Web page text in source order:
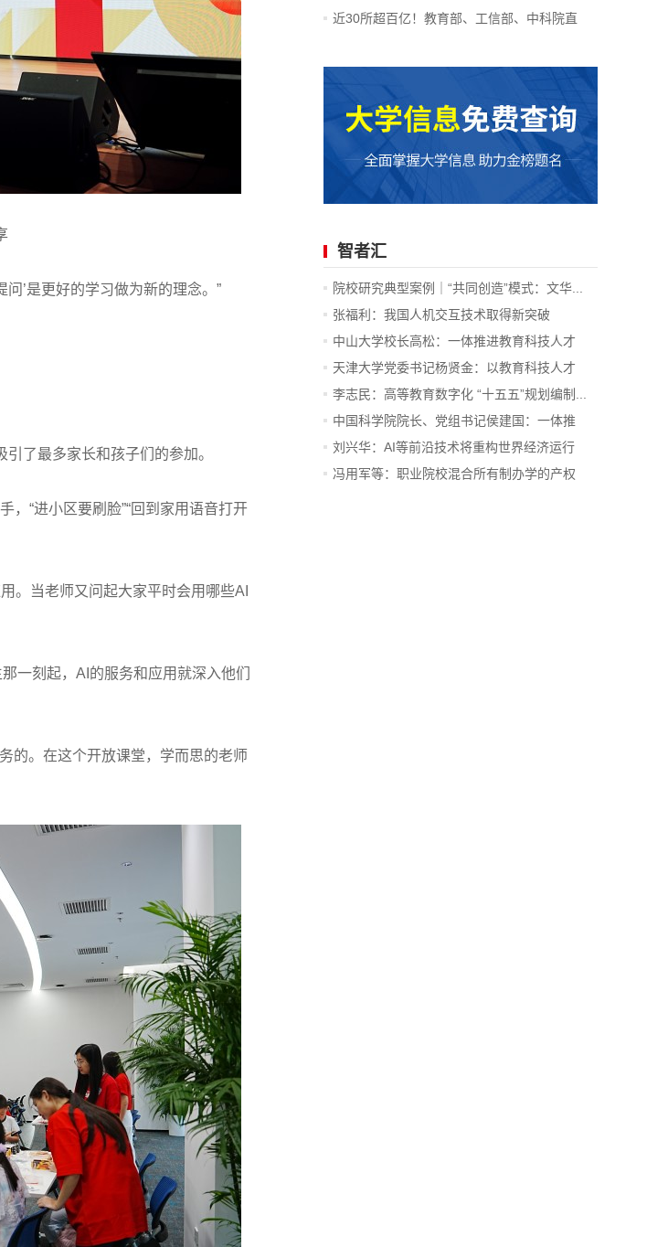
’是更好的学习做为新的理念。”
了最多家长和孩子们的参加。
“进小区要刷脸”“回到家用语音打开
当老师又问起大家平时会用哪些AI
刻起，AI的服务和应用就深入他们
。在这个开放课堂，学而思的老师
位、...
近30所超百亿！教育部、工信部、中科院直
智者汇
院校研究典型案例｜“共同创造”模式：文华...
张福利：我国人机交互技术取得新突破
中山大学校长高松：一体推进教育科技人才
发...
天津大学党委书记杨贤金：以教育科技人才
一...
李志民：高等教育数字化 “十五五”规划编制...
中国科学院院长、党组书记侯建国：一体推
进...
刘兴华：AI等前沿技术将重构世界经济运行
底...
冯用军等：职业院校混合所有制办学的产权